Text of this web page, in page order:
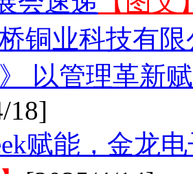
铜业科技有
以管理革新
18]
赋能，金龙